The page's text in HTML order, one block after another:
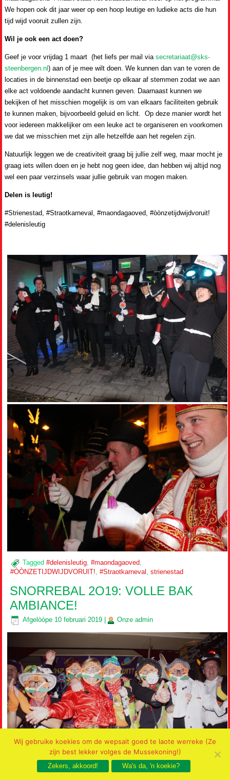
We hopen ook dit jaar weer op een hoop leutige en ludieke acts die hun
tijd wijd vooruit zullen zijn.
Wil je ook een act doen?
Geef je voor vrijdag 1 maart (het liefs per mail viasecretariaat@sks-
steenbergen.nl) aan of je mee wilt doen. We kunnen dan van te voren de
locaties in de binnenstad een beetje op elkaar af stemmen zodat we aan
elke act voldoende aandacht kunnen geven. Daarnaast kunnen we
bekijken of het misschien mogelijk is om van elkaars faciliteiten gebruik
te kunnen maken, bijvoorbeeld geluid en licht. Op deze manier wordt het
voor iedereen makkelijker om een leuke act te organiseren en voorkomen
we dat we misschien met zijn alle hetzelfde aan het regelen zijn.
Natuurlijk leggen we de creativiteit graag bij jullie zelf weg, maar mocht je
graag iets willen doen en je hebt nog geen idee, dan hebben wij altijd nog
wel een paar verzinsels waar jullie gebruik van mogen maken.
Delen is leutig!
#Strienestad, #Straotkarneval, #maondagaoved, #òònzetijdwijdvoruit!
#delenisleutig
Tagged #delenisleutig,#maondagaoved,
#ÒÒNZETIJDWIJDVORUIT! ,#Straotkarneval ,strienestad
SNORREBAL 2O19: VOLLE BAK
AMBIANCE!
Afgelòòpe 10 februari 2019 Onze admin
Wij gebruike koekies om de wepsait goed te laote werreke (Ze
zijn best lekker volges de Mussekoning!)
Zekers, akkoord! Wa's da, 'n koekie?